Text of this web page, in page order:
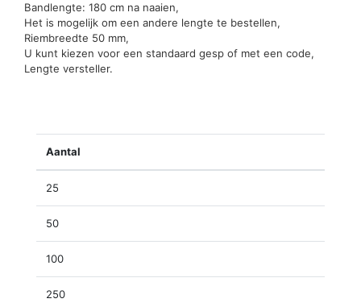
Bandlengte: 180 cm na naaien,
Het is mogelijk om een andere lengte te bestellen,
Riembreedte 50 mm,
U kunt kiezen voor een standaard gesp of met een code,
Lengte versteller.
Aantal
25
50
100
250